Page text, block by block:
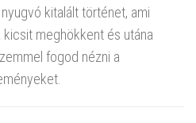
kitalált történet, ami
meghökkent és utána
fogod nézni a